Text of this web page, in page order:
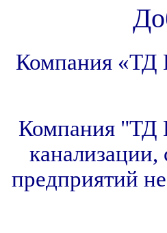
Компания «ТД
Компания "ТД
канализации,
предприятий